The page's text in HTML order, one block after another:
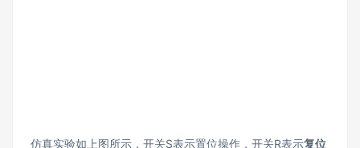
仿真实验如上图所示，开关S表示置位操作，开关R表示复位